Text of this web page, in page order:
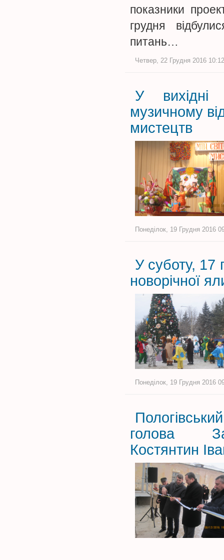
показники
грудня
питань…
Четвер, 22 Грудня 2016
У вихідні
музичному
мистецтв
Понеділок, 19 Грудня 2016
У суботу, 17
новорічної
Понеділок, 19 Грудня 2016
голова
Костянтин